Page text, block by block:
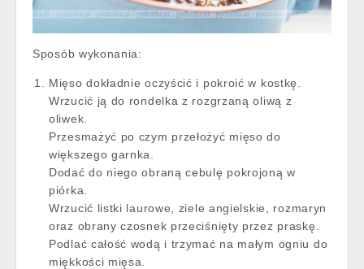
Sposób wykonania:
Mięso dokładnie oczyścić i pokroić w kostkę.
Wrzucić ją do rondelka z rozgrzaną oliwą z
oliwek.
Przesmażyć po czym przełożyć mięso do
większego garnka.
Dodać do niego obraną cebulę pokrojoną w
piórka.
Wrzucić listki laurowe, ziele angielskie, rozmaryn
oraz obrany czosnek przeciśnięty przez praskę.
Podlać całość wodą i trzymać na małym ogniu do
miękkości mięsa.